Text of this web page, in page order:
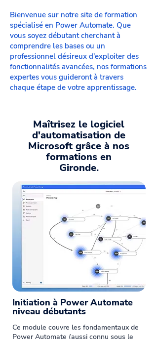
Bienvenue sur notre site de formation
spécialisé en Power Automate. Que
vous soyez débutant cherchant à
comprendre les bases ou un
professionnel désireux d'exploiter des
fonctionnalités avancées, nos formations
expertes vous guideront à travers
chaque étape de votre apprentissage.
Maîtrisez le logiciel
d'automatisation de
Microsoft grâce à nos
formations en
Gironde.
Initiation à Power Automate
niveau débutants
Ce module couvre les fondamentaux de
Power Automate (aussi connu sous le